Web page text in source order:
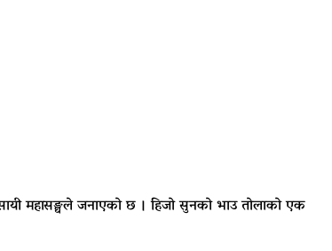
महासङ्घले जनाएको छ । हिजो सुनको भाउ तोलाको एक